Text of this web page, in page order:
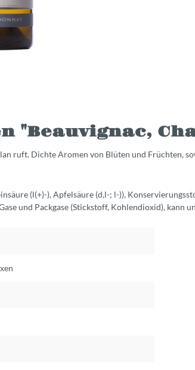
ruft. Dichte Aromen von Blüten und Früchten,
(l(+)-), Apfelsäure (d,l-; l-)),
und Packgase (Stickstoff, Kohlendioxid), kann